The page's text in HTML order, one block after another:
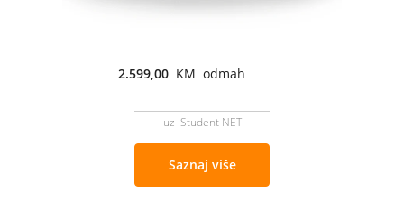
2.599,00 KM odmah
uz Student NET
Saznaj više